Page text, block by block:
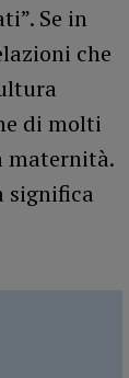
Se in
che
di molti
maternità.
significa